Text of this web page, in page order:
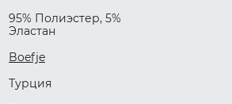
95% Полиэстер, 5%
Эластан
Boefje
Турция